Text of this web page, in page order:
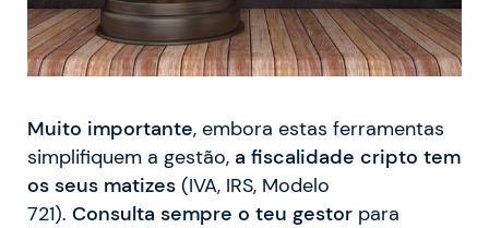
Muito importante, embora estas ferramentas
simplifiquem a gestão, a fiscalidade cripto tem
os seus matizes (IVA, IRS, Modelo
721). Consulta sempre o teu gestor para